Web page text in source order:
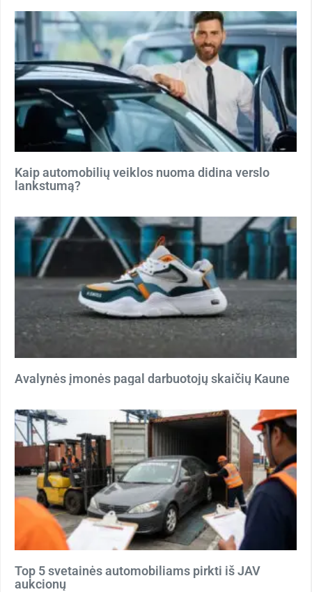
Kaip automobilių veiklos nuoma didina verslo
lankstumą?
Avalynės įmonės pagal darbuotojų skaičių Kaune
Top 5 svetainės automobiliams pirkti iš JAV
aukcionų